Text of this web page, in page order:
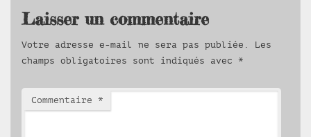
Laisser un commentaire
Votre adresse e-mail ne sera pas publiée.
Les
champs obligatoires sont indiqués avec *
Commentaire *